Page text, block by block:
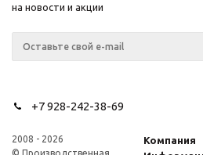
на новости и акции
+7 928-242-38-69
2008 - 2026
Компания